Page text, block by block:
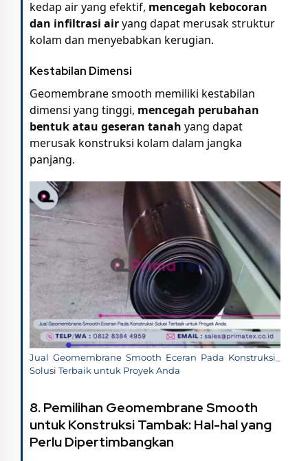
kedap air yang efektif, mencegah kebocoran
dan infiltrasi airyang dapat merusak struktur
kolam dan menyebabkan kerugian.
Kestabilan Dimensi
Geomembrane smooth memiliki kestabilan
dimensi yang tinggi, mencegah perubahan
bentuk atau geseran tanah yang dapat
merusak konstruksi kolam dalam jangka
panjang.
Jual Geomembrane Smooth Eceran Pada Konstruksi_
Solusi Terbaik untuk Proyek Anda
8. Pemilihan Geomembrane Smooth
untuk Konstruksi Tambak: Hal-hal yang
Perlu Dipertimbangkan